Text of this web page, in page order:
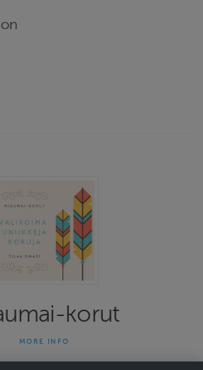
korut
ja persoonalliset korut herättävät
MORE INFO